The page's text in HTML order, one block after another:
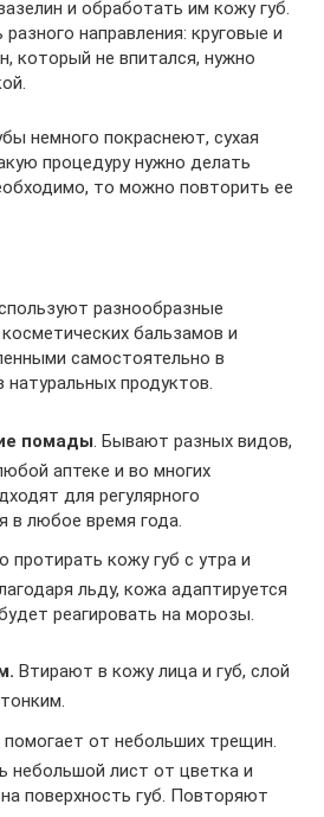
и обработать им кожу губ.
направления: круговые и
который не впитался, нужно
немного покраснеют, сухая
процедуру нужно делать
то можно повторить ее
разнообразные
бальзамов и
самостоятельно в
продуктов.
помады. Бывают разных видов,
аптеке и во многих
для регулярного
в любое время года.
протирать кожу губ с утра и
льду, кожа адаптируется
реагировать на морозы.
Втирают в кожу лица и губ, слой
от небольших трещин.
небольшой лист от цветка и
поверхность губ. Повторяют